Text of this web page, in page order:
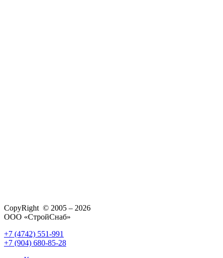
CopyRight © 2005 – 2026
ООО «СтройСнаб»
+7 (4742) 551-991
+7 (904) 680-85-28